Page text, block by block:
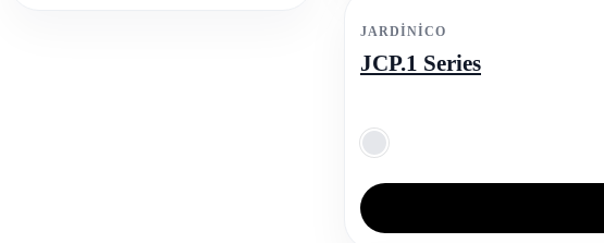
JARDINICO
JCP.1 Series